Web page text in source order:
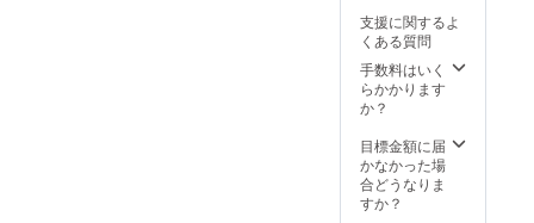
方はそ
の旨を
備考に
ご入力
くださ
このリ
ターン
は
50,000
支援に関するよ
くある質問
手数料はいく
らかかります
か？
目標金額に届
かなかった場
合どうなりま
すか？